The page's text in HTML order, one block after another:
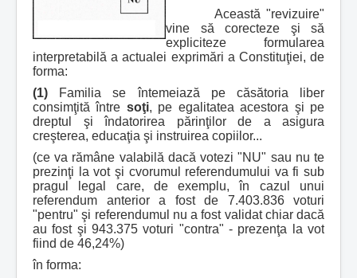
Această "revizuire"
vine să corecteze şi să
expliciteze formularea
interpretabilă a actualei exprimări a Constituţiei, de
forma:
(1) Familia se întemeiază pe căsătoria liber
consimţită între soţi, pe egalitatea acestora şi pe
dreptul şi îndatorirea părinţilor de a asigura
creşterea, educaţia şi instruirea copiilor...
(ce va rămâne valabilă dacă votezi "NU" sau nu te
prezinţi la vot şi cvorumul referendumului va fi sub
pragul legal care, de exemplu, în cazul unui
referendum anterior a fost de 7.403.836 voturi
"pentru" şi referendumul nu a fost validat chiar dacă
au fost şi 943.375 voturi "contra" - prezenţa la vot
fiind de 46,24%)
în forma: